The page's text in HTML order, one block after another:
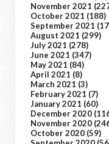
November 2021
October 2021 (188)
September 2021
August 2021 (299)
July 2021 (278)
June 2021 (347)
May 2021 (84)
April 2021 (8)
March 2021 (3)
February 2021 (7)
January 2021 (60)
December 2020
November 2020
October 2020 (59)